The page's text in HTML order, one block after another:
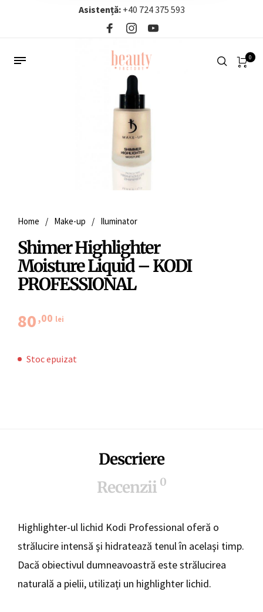
Asistență: +40 724 375 593‬
0
Home / Make-up / Iluminator
Shimer Highlighter
Moisture Liquid – KODI
PROFESSIONAL
80,00 lei
Stoc epuizat
Descriere
Recenzii 0
Highlighter-ul lichid Kodi Professional oferă o
strălucire intensă şi hidratează tenul în acelaşi timp.
Dacă obiectivul dumneavoastră este strălucirea
naturală a pielii, utilizați un highlighter lichid.